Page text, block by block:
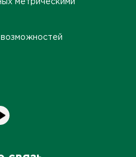
метрическими
возможностей